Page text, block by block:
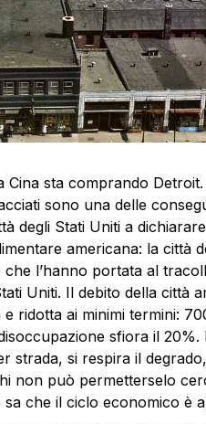
sta comprando Detroit.
sono una delle
degli Stati Uniti a
americana: la città
l’hanno portata al
Uniti. Il debito della città
ridotta ai minimi termini:
sfiora il
strada, si respira il
non può permetterselo
che il ciclo economico è